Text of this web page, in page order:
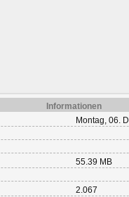
Informationen
Montag, 06.
55.39 MB
2.067